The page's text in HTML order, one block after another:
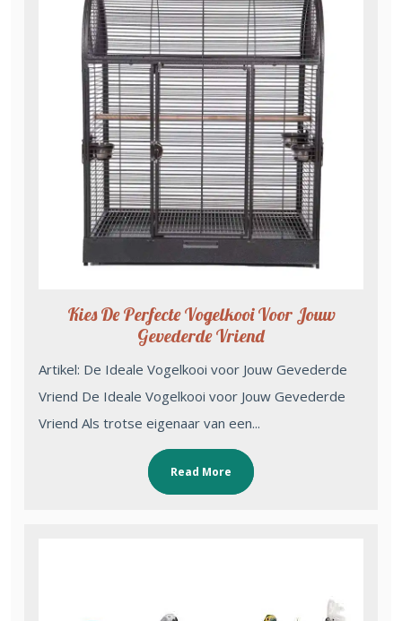
Kies De Perfecte Vogelkooi Voor Jouw
Gevederde Vriend
Artikel: De Ideale Vogelkooi voor Jouw Gevederde
Vriend De Ideale Vogelkooi voor Jouw Gevederde
Vriend Als trotse eigenaar van een...
Read More